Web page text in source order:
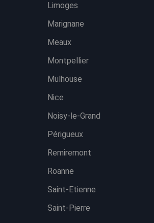
Limoges
Marignane
Meaux
Montpellier
Mulhouse
Nice
Noisy-le-Grand
Périgueux
Remiremont
Roanne
Saint-Etienne
Saint-Pierre